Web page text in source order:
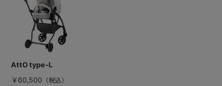
AttO type-L
￥60,500